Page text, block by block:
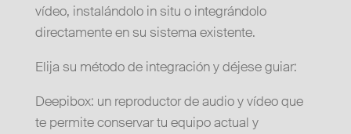
vídeo, instalándolo in situ o integrándolo
directamente en su sistema existente.
Elija su método de integración y déjese guiar:
Deepibox: un reproductor de audio y vídeo que
te permite conservar tu equipo actual y